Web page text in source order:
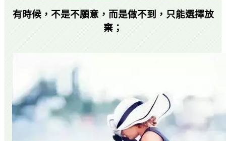
有時候，不是不願意，而是做不到，只能選擇放
棄；